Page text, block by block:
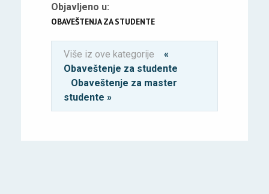
Objavljeno u:
OBAVEŠTENJA ZA STUDENTE
Više iz ove kategorije
«
Obaveštenje za studente
Obaveštenje za master
studente »